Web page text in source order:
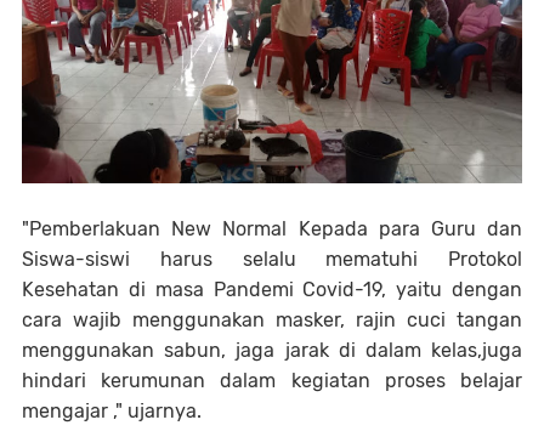
"Pemberlakuan New Normal Kepada para Guru dan
Siswa-siswi harus selalu mematuhi Protokol
Kesehatan di masa Pandemi Covid-19, yaitu dengan
cara wajib menggunakan masker, rajin cuci tangan
menggunakan sabun, jaga jarak di dalam kelas,juga
hindari kerumunan dalam kegiatan proses belajar
mengajar ," ujarnya.